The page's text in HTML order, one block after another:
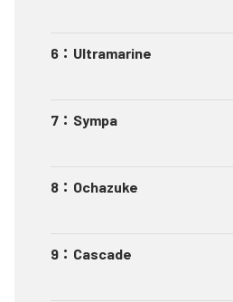
6 ： Ultramarine
7 ： Sympa
8 ： Ochazuke
9 ： Cascade